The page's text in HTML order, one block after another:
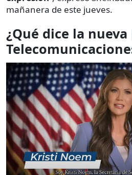
mañanera de este jueves.
¿Qué dice la nueva